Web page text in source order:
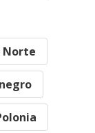
Norte